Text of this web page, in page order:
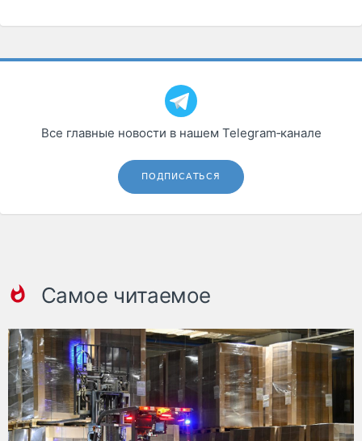
Все главные новости в нашем Telegram‑канале
ПОДПИСАТЬСЯ
Самое читаемое